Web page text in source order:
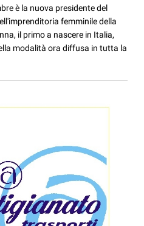
è la nuova presidente del
femminile della
il primo a nascere in Italia,
modalità ora diffusa in tutta la